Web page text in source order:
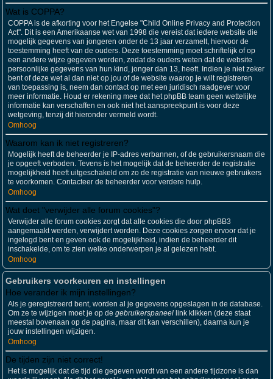
Wat is COPPA?
COPPA is de afkorting voor het Engelse "Child Online Privacy and Protection
Act". Dit is een Amerikaanse wet van 1998 die vereist dat iedere website die
mogelijk gegevens van jongeren onder de 13 jaar verzamelt, hiervoor de
toestemming heeft van de ouders. Deze toestemming moet schriftelijk of op
een andere wijze gegeven worden, zodat de ouders weten dat de website
persoonlijke gegevens van hun kind, jonger dan 13, heeft. Indien je niet zeker
bent of deze wet al dan niet op jou of de website waarop je wilt registreren
van toepassing is, neem dan contact op met een juridisch raadgever voor
meer informatie. Houd er rekening mee dat het phpBB team geen wettelijke
informatie kan verschaffen en ook niet het aanspreekpunt is voor deze
wetgeving, tenzij dit hieronder vermeld wordt.
Omhoog
Waarom kan ik niet registreren?
Mogelijk heeft de beheerder je IP-adres verbannen, of de gebruikersnaam die
je opgeeft verboden. Tevens is het mogelijk dat de beheerder de registratie
mogelijkheid heeft uitgeschakeld om zo de registratie van nieuwe gebruikers
te voorkomen. Contacteer de beheerder voor verdere hulp.
Omhoog
Wat doet "verwijder alle forum cookies"?
Verwijder alle forum cookies zorgt dat alle cookies die door phpBB3
aangemaakt werden, verwijdert worden. Deze cookies zorgen ervoor dat je
ingelogd bent en geven ook de mogelijkheid, indien de beheerder dit
inschakelde, om te zien welke onderwerpen je al gelezen hebt.
Omhoog
Gebruikers voorkeuren en instellingen
Hoe verander ik mijn instellingen?
Als je geregistreerd bent, worden al je gegevens opgeslagen in de database.
Om ze te wijzigen moet je op de gebruikerspaneel link klikken (deze staat
meestal bovenaan op de pagina, maar dit kan verschillen), daarna kun je
jouw instellingen wijzigen.
Omhoog
De tijden zijn niet correct!
Het is mogelijk dat de tijd die gegeven wordt van een andere tijdzone is dan